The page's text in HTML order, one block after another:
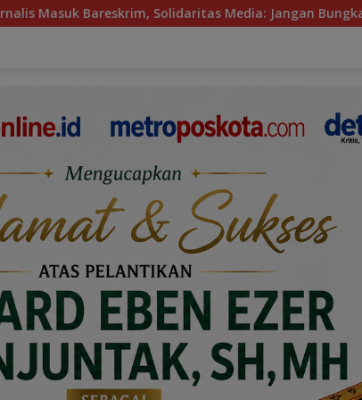
Media: Jangan Bungkam Pers dengan